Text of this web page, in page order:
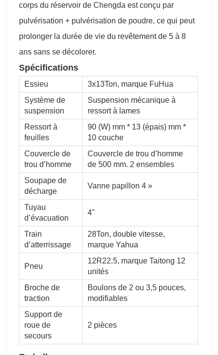
corps du réservoir de Chengda est conçu par
pulvérisation + pulvérisation de poudre, ce qui peut
prolonger la durée de vie du revêtement de 5 à 8
ans sans se décolorer.
Spécifications
Essieu
3x13Ton, marque FuHua
Système de
suspension
Suspension mécanique à
ressort à lames
Ressort à
feuilles
90 (W) mm * 13 (épais) mm *
10 couche
Couvercle de
trou d’homme
Couvercle de trou d’homme
de 500 mm. 2 ensembles
Soupape de
décharge
Vanne papillon 4 »
Tuyau
d’évacuation
4"
Train
d’atterrissage
28Ton, double vitesse,
marque Yahua
Pneu
12R22.5, marque Taitong 12
unités
Broche de
traction
Boulons de 2 ou 3,5 pouces,
modifiables
Support de
roue de
secours
2 pièces